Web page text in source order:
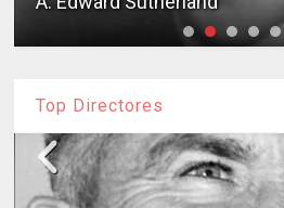
Top Directores